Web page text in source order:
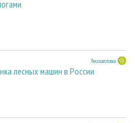
Лесозаготовка
лесных машин в России